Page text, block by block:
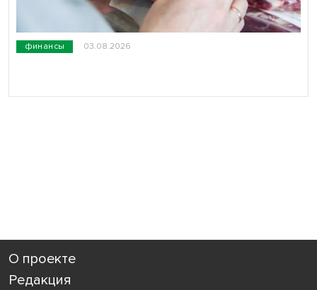
финансы 03.08.2026
О проекте
Редакция